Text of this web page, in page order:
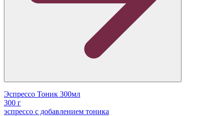
Эспрессо Тоник 300мл
300 г
эспрессо с добавлением тоника